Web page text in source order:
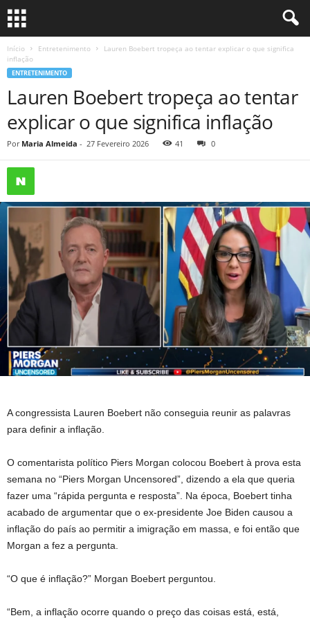
Início Entretenimento
Lauren Boebert tropeça ao tentar explicar o que significa
inflação
ENTRETENIMENTO
Lauren Boebert tropeça ao tentar
explicar o que significa inflação
Por Maria Almeida - 27 Fevereiro 2026 41 0
A congressista Lauren Boebert não conseguia reunir as palavras
para definir a inflação.
O comentarista político Piers Morgan colocou Boebert à prova esta
semana no “Piers Morgan Uncensored”, dizendo a ela que queria
fazer uma “rápida pergunta e resposta”. Na época, Boebert tinha
acabado de argumentar que o ex-presidente Joe Biden causou a
inflação do país ao permitir a imigração em massa, e foi então que
Morgan a fez a pergunta.
“O que é inflação?” Morgan Boebert perguntou.
“Bem, a inflação ocorre quando o preço das coisas está, está,